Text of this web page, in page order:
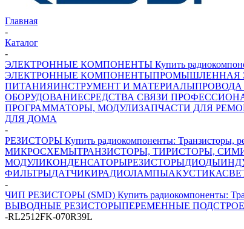
Главная
-
Каталог
-
ЭЛЕКТРОННЫЕ КОМПОНЕНТЫ Купить
ЭЛЕКТРОННЫЕ КОМПОНЕНТЫПРОМЫШЛЕННАЯ
ПИТАНИЯИНСТРУМЕНТ И МАТЕРИАЛЫПРОВОДА
ОБОРУДОВАНИЕСРЕДСТВА СВЯЗИ
ПРОГРАММАТОРЫ, МОДУЛИЗАПЧАСТИ ДЛЯ
ДЛЯ ДОМА
-
РЕЗИСТОРЫ Купить радиокомпоненты: Транзисторы,
МИКРОСХЕМЫТРАНЗИСТОРЫ, ТИРИСТОРЫ,
МОДУЛИКОНДЕНСАТОРЫРЕЗИСТОРЫДИОДЫ
ФИЛЬТРЫДАТЧИКИРАДИОЛАМПЫАКУСТИКА
-
ЧИП РЕЗИСТОРЫ (SMD) Купить радиокомпоненты:
ВЫВОДНЫЕ РЕЗИСТОРЫПЕРЕМЕННЫЕ
-RL2512FK-070R39L